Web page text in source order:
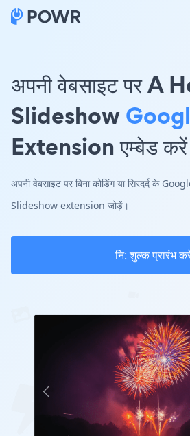
अपनी वेबसाइट पर A
Slideshow
Extension एम्बेड करें
अपनी वेबसाइट पर बिना कोडिंग या सिरदर्द के
Slideshow extension जोड़ें।
नि: शुल्क प्रारंभ